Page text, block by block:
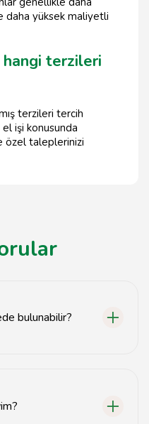
daha yüksek maliyetli
hangi terzileri
terzileri tercih
işi konusunda
özel taleplerinizi
bulunabilir?